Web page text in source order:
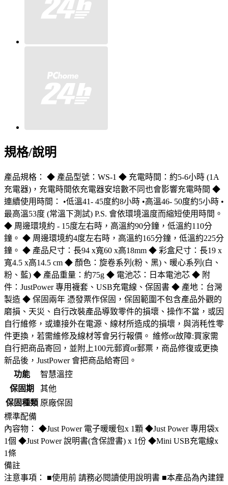
規格/說明
產品規格： ◆ 產品型號：WS-1 ◆ 充電時間：約5-6小時 (1A
充電器)，充電時間依充電器安培數不同也會影響充電時間 ◆
連續使用時間： •低溫41- 45度約8小時 •高溫46- 50度約5小時 •
最高溫53度 (常溫下測試) P.S. 會依環境溫度而縮短使用時間。
◆ 周邊環境約 - 15度左右時，高溫約90分鐘，低溫約110分
鐘。 ◆ 周邊環境約4度左右時，高溫約165分鐘，低溫約225分
鐘。 ◆ 產品尺寸：長94 x寬60 x高18mm ◆ 彩盒尺寸：長19 x
寬4.5 x高14.5 cm ◆ 顏色：旋卷系列(粉、黑)、暖心系列(白、
粉、藍) ◆ 產品重量：約75g ◆ 電池芯：日本電池芯 ◆ 附
件：JustPower 專用襪套、USB充電線、保固書 ◆ 產地：台灣
製造 ◆ 保固兩年 憑發票作保固，保固範圍不包含產品外觀的
磨損、天災、自行改裝產品導致零件的損壞、操作不當，或因
自行維修，或連接外在電源、線材所造成的損壞，與消秏性零
件更換，若需維修及線材等會另行報價。 維修or故障:買家需
自行把商品寄回，並附上100元郵資or郵票，商品修復或更換
新品後，JustPower 會把商品給寄回。
功能
智慧溫控
保固期
其他
保固種類 原廠保固
標準配備
內容物： ◆Just Power 電子暖暖包x 1顆 ◆Just Power 專用袋x
1個 ◆Just Power 說明書(含保證書) x 1份 ◆Mini USB充電線x
1條
備註
注意事項： ■使用前 請務必閱讀使用說明書 ■本產品為內建鋰